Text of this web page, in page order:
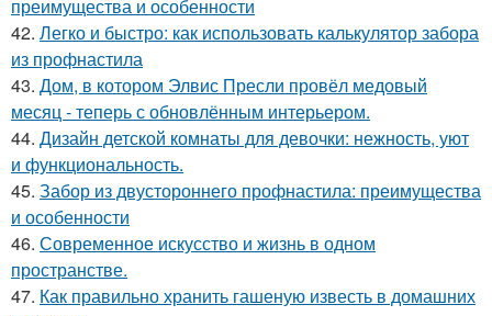
преимущества и особенности
42. Легко и быстро: как использовать калькулятор забора
из профнастила
43. Дом, в котором Элвис Пресли провёл медовый
месяц - теперь с обновлённым интерьером.
44. Дизайн детской комнаты для девочки: нежность, уют
и функциональность.
45. Забор из двустороннего профнастила: преимущества
и особенности
46. Современное искусство и жизнь в одном
пространстве.
47. Как правильно хранить гашеную известь в домашних